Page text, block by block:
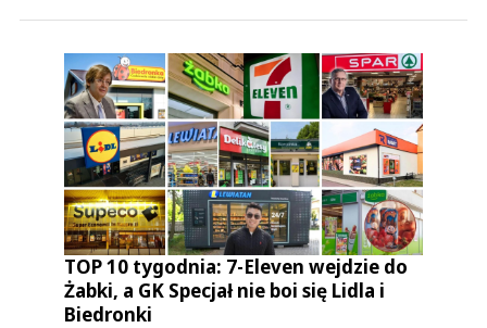
TOP 10 tygodnia: 7-Eleven wejdzie do
Żabki, a GK Specjał nie boi się Lidla i
Biedronki